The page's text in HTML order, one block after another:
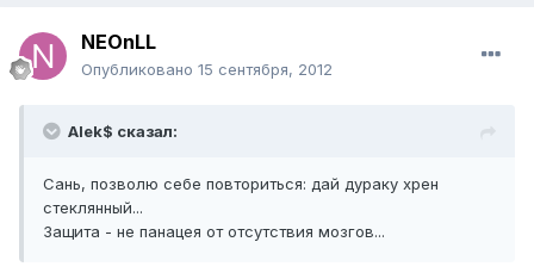
NEOnLL
Опубликовано 15 сентября, 2012
Alek$ сказал:
Сань, позволю себе повториться: дай дураку хрен
стеклянный...
Защита - не панацея от отсутствия мозгов...